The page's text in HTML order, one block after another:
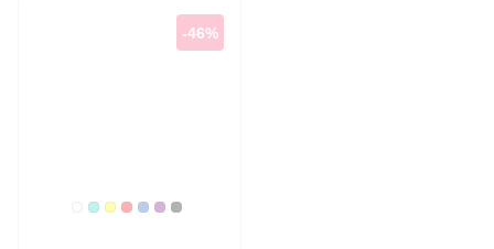
Белый
Бирюзовый
Желтый
Красный
Синий, темный
Фиолетовый, темный
Черный
-46%